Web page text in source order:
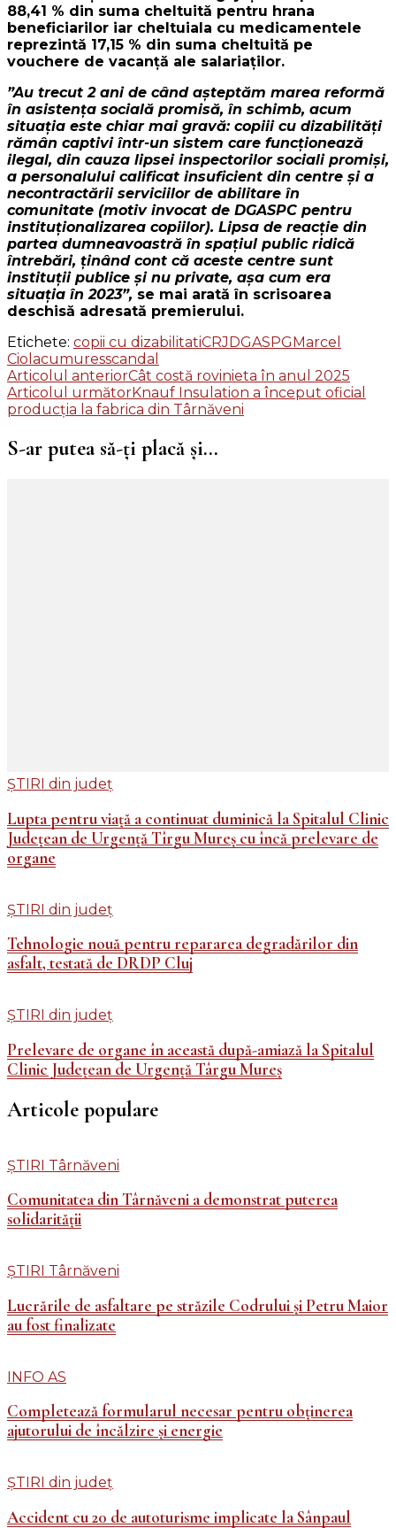
88,41 % din suma cheltuită pentru hrana
beneficiarilor iar cheltuiala cu medicamentele
reprezintă 17,15 % din suma cheltuită pe
vouchere de vacanţă ale salariaţilor.
”Au trecut 2 ani de când aşteptăm marea reformă
în asistenţa socială promisă, în schimb, acum
situaţia este chiar mai gravă: copiii cu dizabilităţi
rămân captivi într-un sistem care funcţionează
ilegal, din cauza lipsei inspectorilor sociali promişi,
a personalului calificat insuficient din centre şi a
necontractării serviciilor de abilitare în
comunitate (motiv invocat de DGASPC pentru
instituţionalizarea copiilor). Lipsa de reacţie din
partea dumneavoastră în spaţiul public ridică
întrebări, ţinând cont că aceste centre sunt
instituţii publice şi nu private, aşa cum era
situaţia în 2023”, se mai arată în scrisoarea
deschisă adresată premierului.
Etichete: copii cu dizabilitatiCRJDGASPGMarcel
Ciolacumuresscandal
Navigare
în
Articolul anteriorCât costă rovinieta în anul 2025
Articolul următorKnauf Insulation a început oficial
producția la fabrica din Târnăveni
S-ar putea să-ți placă și...
ȘTIRI din județ
Lupta pentru viaţă a continuat duminică la Spitalul Clinic
Judeţean de Urgenţă Tîrgu Mureş cu încă prelevare de
organe
ȘTIRI din județ
Tehnologie nouă pentru repararea degradărilor din
asfalt, testată de DRDP Cluj
ȘTIRI din județ
Prelevare de organe în această după-amiază la Spitalul
Clinic Judeţean de Urgenţă Târgu Mureş
Articole populare
ȘTIRI Târnăveni
Comunitatea din Târnăveni a demonstrat puterea
solidarității
ȘTIRI Târnăveni
Lucrările de asfaltare pe străzile Codrului și Petru Maior
au fost finalizate
INFO AS
Completează formularul necesar pentru obținerea
ajutorului de încălzire și energie
ȘTIRI din județ
Accident cu 20 de autoturisme implicate la Sânpaul